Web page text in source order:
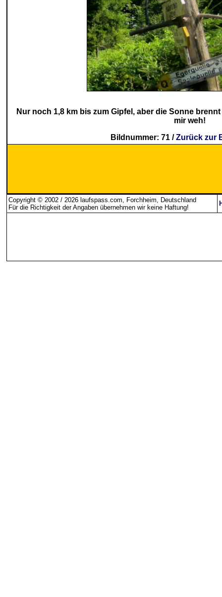
Nur noch 1,8 km bis zum Gipfel, aber die Sonne
mir weh!
Bildnummer: 71 /Zurück zur
Copyright © 2002 / 2026 laufspass.com, Forchheim, Deutschland
Für die Richtigkeit der Angaben übernehmen wir keine Haftung!